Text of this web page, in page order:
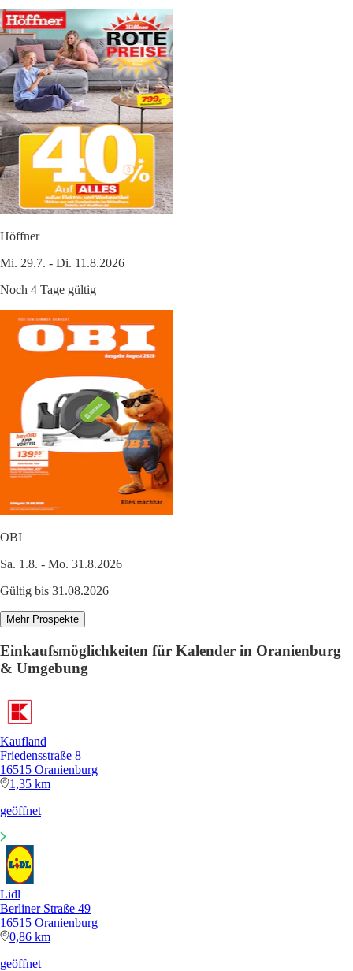
Höffner
Mi. 29.7. - Di. 11.8.2026
Noch 4 Tage gültig
OBI
Sa. 1.8. - Mo. 31.8.2026
Gültig bis 31.08.2026
Mehr Prospekte
Einkaufsmöglichkeiten für Kalender in Oranienburg
& Umgebung
Kaufland
Friedensstraße 8
16515 Oranienburg
1,35 km
geöffnet
Lidl
Berliner Straße 49
16515 Oranienburg
0,86 km
geöffnet